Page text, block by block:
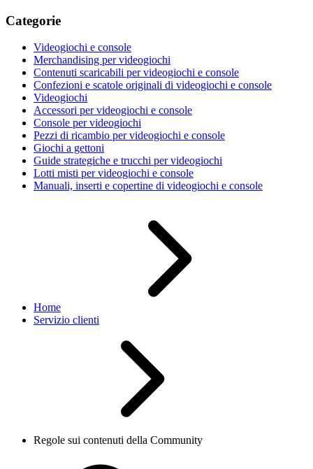
Categorie
Videogiochi e console
Merchandising per videogiochi
Contenuti scaricabili per videogiochi e console
Confezioni e scatole originali di videogiochi e console
Videogiochi
Accessori per videogiochi e console
Console per videogiochi
Pezzi di ricambio per videogiochi e console
Giochi a gettoni
Guide strategiche e trucchi per videogiochi
Lotti misti per videogiochi e console
Manuali, inserti e copertine di videogiochi e console
Home
Servizio clienti
Regole sui contenuti della Community